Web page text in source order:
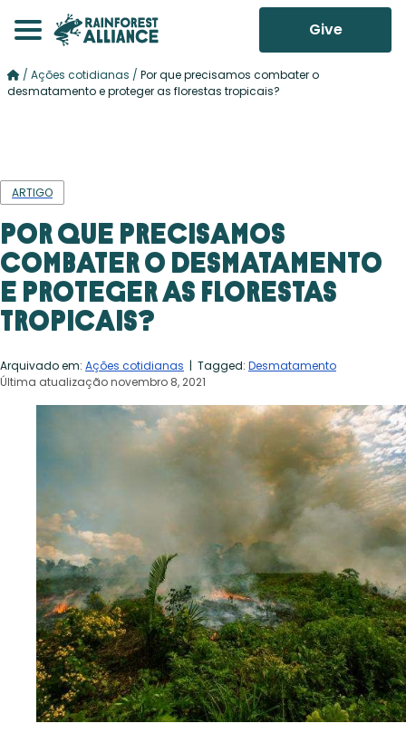
Give
/ Ações cotidianas / Por que precisamos combater o
desmatamento e proteger as florestas tropicais?
ARTIGO
Por que precisamos
combater o desmatamento
e proteger as florestas
tropicais?
Arquivado em: Ações cotidianas | Tagged: Desmatamento
Última atualização novembro 8, 2021